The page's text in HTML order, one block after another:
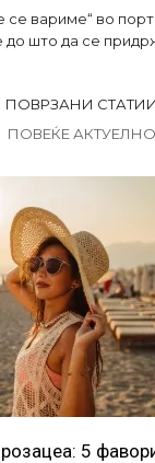
се вариме“ во
до што да се
ПОВРЗАНИ СТАТИИ
ПОВЕЌЕ АКТУЕЛНО
5